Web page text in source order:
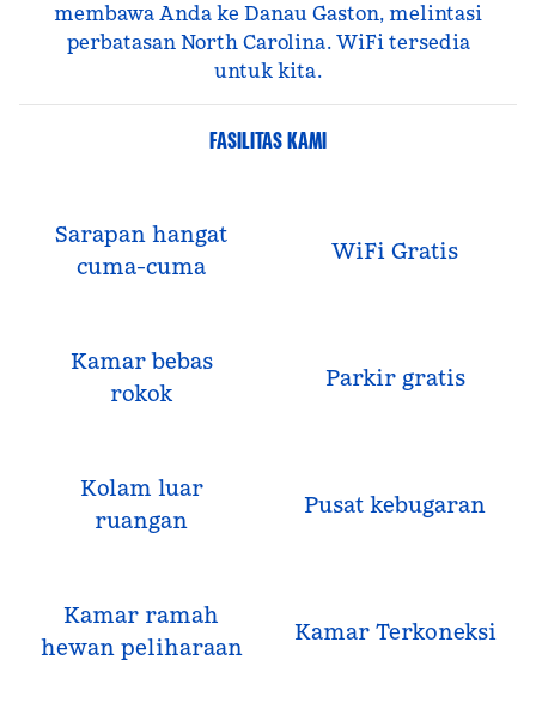
membawa Anda ke Danau Gaston, melintasi
perbatasan North Carolina. WiFi tersedia
untuk kita.
FASILITAS KAMI
Sarapan hangat
cuma-cuma
WiFi Gratis
Kamar bebas
rokok
Parkir gratis
Kolam luar
ruangan
Pusat kebugaran
Kamar ramah
hewan peliharaan
Kamar Terkoneksi